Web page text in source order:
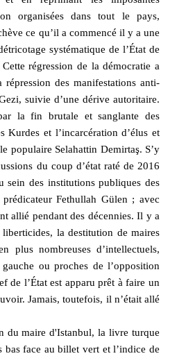
organisées dans tout le pays,
ce qu’il a commencé il y a une
systématique de l’État de
régression de la démocratie a
des manifestations anti-
suivie d’une dérive autoritaire.
la fin brutale et sanglante des
Kurdes et l’incarcération d’élus et
populaire Selahattin Demirtaş. S’y
du coup d’état raté de 2016
sein des institutions publiques des
Fethullah Gülen ; avec
allié pendant des décennies. Il y a
la destitution de maires
plus nombreuses d’intellectuels,
ou proches de l’opposition
de l’État est apparu prêt à faire un
Jamais, toutefois, il n’était allé
du maire d'Istanbul, la livre turque
face au billet vert et l’indice de